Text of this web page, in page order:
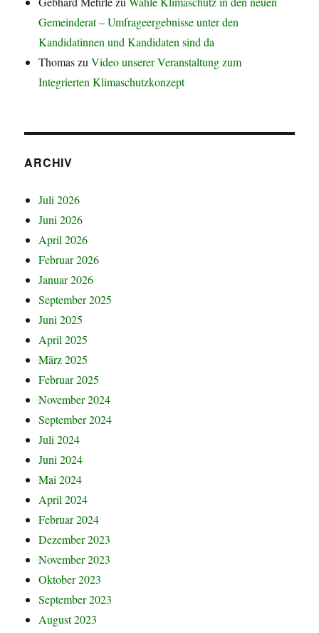
Gemeinderat – Umfrageergebnisse unter den
Kandidatinnen und Kandidaten sind da
ThomaszuVideo unserer Veranstaltung zum
Integrierten Klimaschutzkonzept
ARCHIV
Juli 2026
Juni 2026
April 2026
Februar 2026
Januar 2026
September 2025
Juni 2025
April 2025
März 2025
Februar 2025
November 2024
September 2024
Juli 2024
Juni 2024
Mai 2024
April 2024
Februar 2024
Dezember 2023
November 2023
Oktober 2023
September 2023
August 2023